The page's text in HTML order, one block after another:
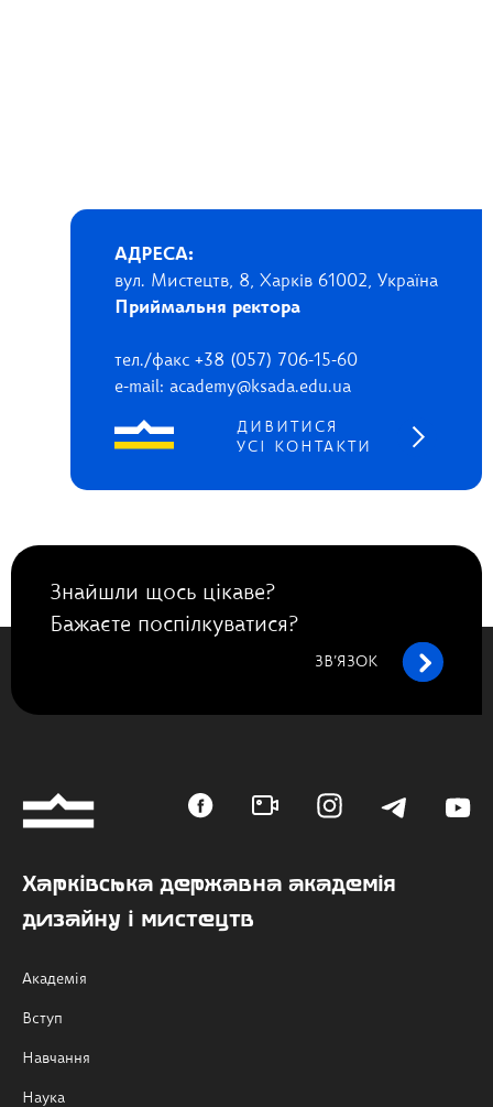
АДРЕСА:
вул. Мистецтв, 8, Харків 61002, Україна
Приймальня ректора
тел./факс +38 (057) 706-15-60
e-mail: academy@ksada.edu.ua
ДИВИТИСЯ
УСІ КОНТАКТИ
Знайшли щось цікаве?
Бажаєте поспілкуватися?
ЗВ’ЯЗОК
Харківська державна академія
дизайну і мистецтв
Академія
Вступ
Навчання
Наука